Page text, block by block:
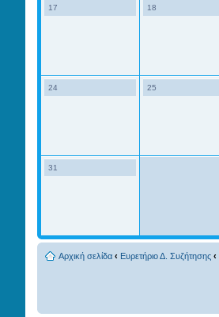
17 18
24 25
31
Αρχική σελίδα ‹ Ευρετήριο Δ. Συζήτησης ‹